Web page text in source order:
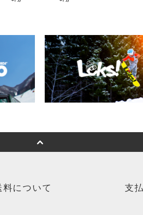
料について 支